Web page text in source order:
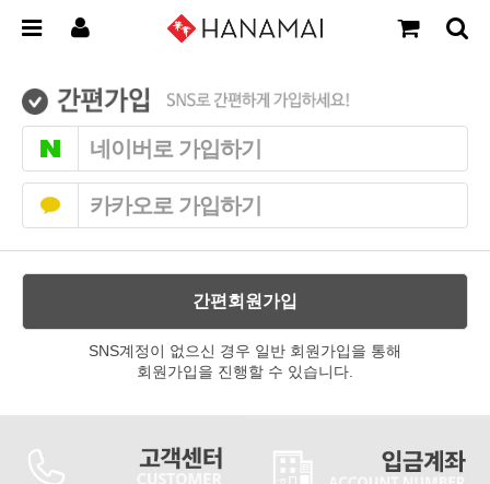
네이버로 가입하기
카카오로 가입하기
간편회원가입
SNS계정이 없으신 경우 일반 회원가입을 통해
회원가입을 진행할 수 있습니다.